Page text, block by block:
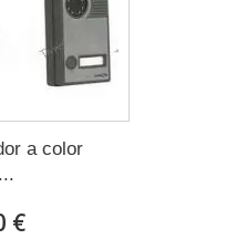
a color
€